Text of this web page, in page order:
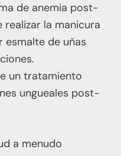
de anemia post-
realizar la manicura
esmalte de uñas
un tratamiento
ungueales post-
a menudo